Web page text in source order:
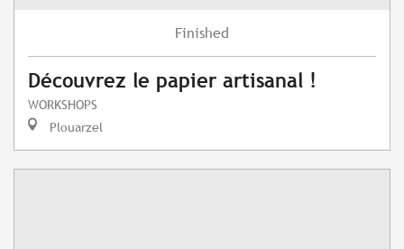
Finished
Découvrez le papier artisanal !
WORKSHOPS
Plouarzel